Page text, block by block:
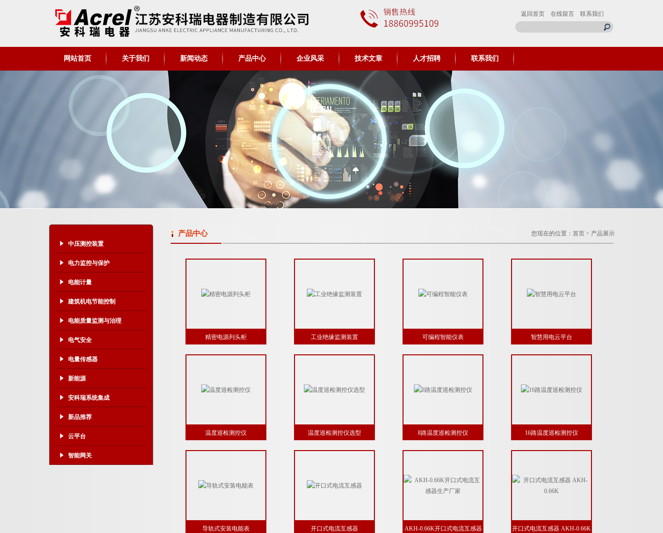
返回首页 在线留言 联系我们
网站首页 关于我们 新闻动态 产品中心 企业风采 技术文章 人才招聘 联系我们
中压测控装置
电力监控与保护
电能计量
建筑机电节能控制
电能质量监测与治理
电气安全
电量传感器
新能源
安科瑞系统集成
新品推荐
云平台
智能网关
产品中心 您现在的位置： 首页 > 产品展示
精密电源列头柜 工业绝缘监测装置 可编程智能仪表 智慧用电云平台
温度巡检测控仪 温度巡检测控仪选型 8路温度巡检测控仪 16路温度巡检测控仪
导轨式安装电能表 开口式电流互感器 AKH-0.66K开口式电流互感器 开口式电流互感器 AKH-0.66K